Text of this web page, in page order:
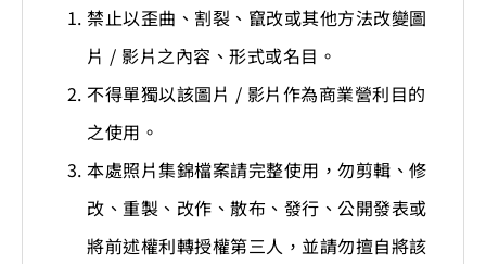
禁止以歪曲、割裂、竄改或其他方法改變圖
片 / 影片之內容、形式或名目。
不得單獨以該圖片 / 影片作為商業營利目的
之使用。
本處照片集錦檔案請完整使用，勿剪輯、修
改、重製、改作、散布、發行、公開發表或
將前述權利轉授權第三人，並請勿擅自將該